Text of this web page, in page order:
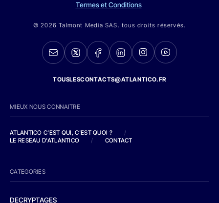
Termes et Conditions
© 2026 Talmont Media SAS. tous droits réservés.
TOUSLESCONTACTS@ATLANTICO.FR
MIEUX NOUS CONNAITRE
ATLANTICO C'EST QUI, C'EST QUOI ?
/
LE RESEAU D'ATLANTICO
/ CONTACT
CATEGORIES
DECRYPTAGES